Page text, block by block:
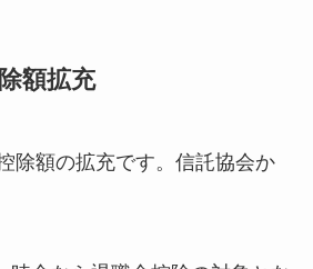
額拡充
除額の拡充です。信託協会か